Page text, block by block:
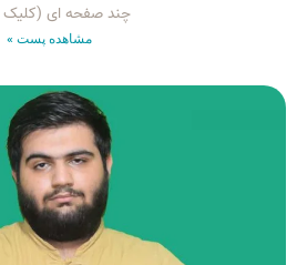
چند صفحه ای (کلیک
مشاهده پست »